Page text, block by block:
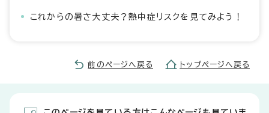
これからの暑さ大丈夫？熱中症リスクを見てみよう！
前のページへ戻る トップページへ戻る